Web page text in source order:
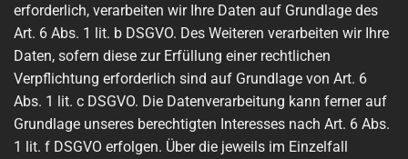
erforderlich, verarbeiten wir Ihre Daten auf Grundlage des
Art. 6 Abs. 1 lit. b DSGVO. Des Weiteren verarbeiten wir Ihre
Daten, sofern diese zur Erfüllung einer rechtlichen
Verpflichtung erforderlich sind auf Grundlage von Art. 6
Abs. 1 lit. c DSGVO. Die Datenverarbeitung kann ferner auf
Grundlage unseres berechtigten Interesses nach Art. 6 Abs.
1 lit. f DSGVO erfolgen. Über die jeweils im Einzelfall